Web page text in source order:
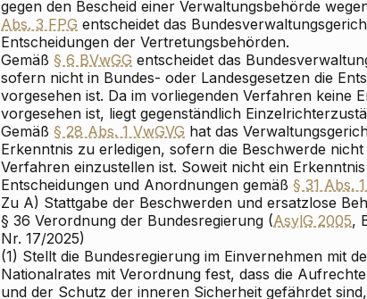
gegen den Bescheid einer Verwaltungsbehörde
Abs. 3 FPG entscheidet das
Entscheidungen der Vertretungsbehörden.
Gemäß § 6 BVwGG entscheidet das
sofern nicht in Bundes- oder Landesgesetzen die
vorgesehen ist. Da im vorliegenden Verfahren keine
vorgesehen ist, liegt gegenständlich
Gemäß § 28 Abs. 1 VwGVG hat das
Erkenntnis zu erledigen, sofern die Beschwerde
Verfahren einzustellen ist. Soweit nicht ein
Entscheidungen und Anordnungen gemäß § 31 Abs.
Zu A) Stattgabe der Beschwerden und ersatzlose
§ 36 Verordnung der Bundesregierung (AsylG 2005,
Nr. 17/2025)
(1) Stellt die Bundesregierung im Einvernehmen mit
Nationalrates mit Verordnung fest, dass die
und der Schutz der inneren Sicherheit gefährdet